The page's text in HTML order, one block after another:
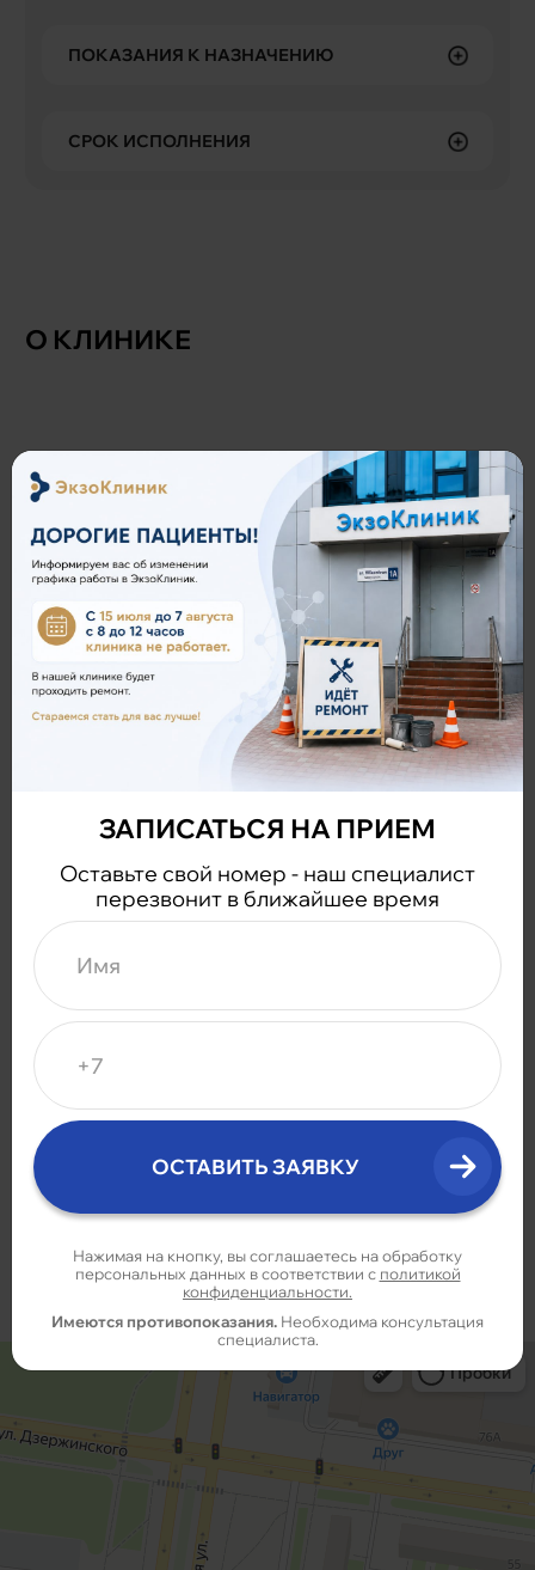
ПОКАЗАНИЯ К НАЗНАЧЕНИЮ
СРОК ИСПОЛНЕНИЯ
О КЛИНИКЕ
ЗАПИСАТЬСЯ НА ПРИЁМ
Позвоните по телефону:
7 (848) 265-03-85
или оставьте заявку и мы перезвоним
персональных данных в соответствии с
политикой
конфиденциальности.
Имеются противопоказания.Необходима
ЗАПИСАТЬСЯ НА ПРИЕМ
Оставьте свой номер - наш специалист
перезвонит в ближайшее время
Нажимая на кнопку, вы соглашаетесь на обработку
персональных данных в соответствии с политикой
конфиденциальности.
Имеются противопоказания. Необходима консультация
специалиста.